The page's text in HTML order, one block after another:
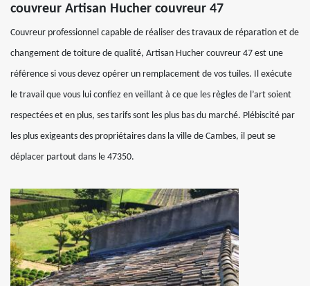
couvreur Artisan Hucher couvreur 47
Couvreur professionnel capable de réaliser des travaux de réparation et de
changement de toiture de qualité, Artisan Hucher couvreur 47 est une
référence si vous devez opérer un remplacement de vos tuiles. Il exécute
le travail que vous lui confiez en veillant à ce que les règles de l’art soient
respectées et en plus, ses tarifs sont les plus bas du marché. Plébiscité par
les plus exigeants des propriétaires dans la ville de Cambes, il peut se
déplacer partout dans le 47350.